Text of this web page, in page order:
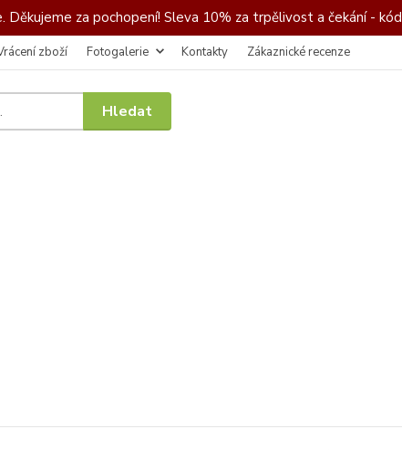
za pochopení! Sleva 10% za trpělivost a čekání - kód
zboží Fotogalerie Kontakty Zákaznické recenze
Hledat